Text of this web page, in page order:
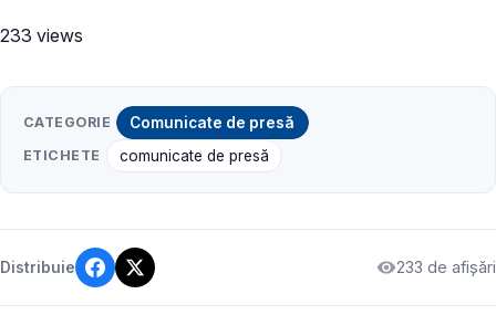
233 views
CATEGORIE Comunicate de presă
ETICHETE comunicate de presă
Distribuie 233 de afișări